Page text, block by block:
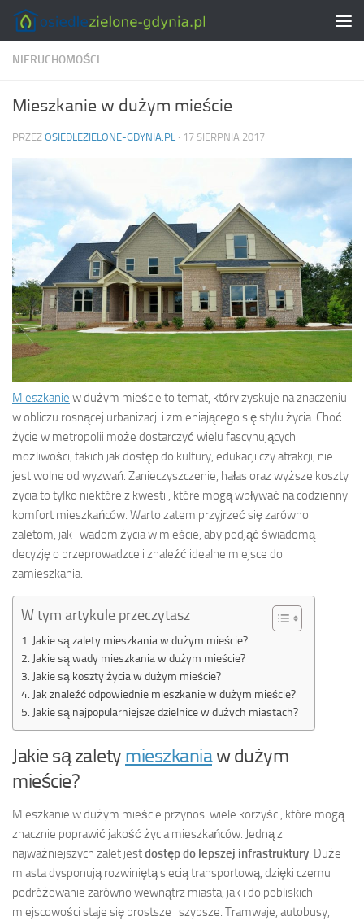
Skip to content
NIERUCHOMOŚCI
Mieszkanie w dużym mieście
PRZEZ OSIEDLEZIELONE-GDYNIA.PL · 17 SIERPNIA 2017
Mieszkanie w dużym mieście to temat, który zyskuje na znaczeniu
w obliczu rosnącej urbanizacji i zmieniającego się stylu życia. Choć
życie w metropolii może dostarczyć wielu fascynujących
możliwości, takich jak dostęp do kultury, edukacji czy atrakcji, nie
jest wolne od wyzwań. Zanieczyszczenie, hałas oraz wyższe koszty
życia to tylko niektóre z kwestii, które mogą wpływać na codzienny
komfort mieszkańców. Warto zatem przyjrzeć się zarówno
zaletom, jak i wadom życia w mieście, aby podjąć świadomą
decyzję o przeprowadzce i znaleźć idealne miejsce do
zamieszkania.
W tym artykule przeczytasz
Jakie są zalety mieszkania w dużym mieście?
Jakie są wady mieszkania w dużym mieście?
Jakie są koszty życia w dużym mieście?
Jak znaleźć odpowiednie mieszkanie w dużym mieście?
Jakie są najpopularniejsze dzielnice w dużych miastach?
Jakie są zalety mieszkaniaw dużym
mieście?
Mieszkanie w dużym mieście przynosi wiele korzyści, które mogą
znacznie poprawić jakość życia mieszkańców. Jedną z
najważniejszych zalet jestdostęp do lepszej infrastruktury. Duże
miasta dysponują rozwiniętą siecią transportową, dzięki czemu
podróżowanie zarówno wewnątrz miasta, jak i do pobliskich
miejscowości staje się prostsze i szybsze. Tramwaje, autobusy,